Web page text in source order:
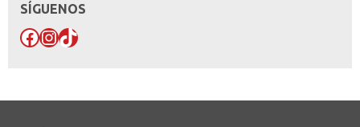
SÍGUENOS
Facebook
Instagram
TikTok